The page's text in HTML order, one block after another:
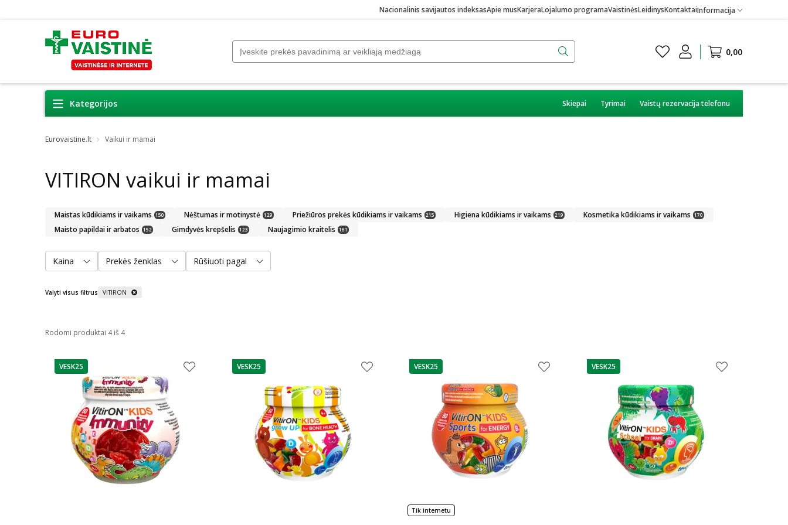
Nacionalinis savijautos indeksasApie musKarjeraLojalumo programaVaistinėsLeidinysKontaktaiInformacija
0,00
Kategorijos Skiepai Tyrimai Vaistų rezervacija telefonu
Eurovaistine.lt Vaikui ir mamai
VITIRON vaikui ir mamai
Maistas kūdikiams ir vaikams 150 Nėštumas ir motinystė 129 Priežiūros prekės kūdikiams ir vaikams 215 Higiena kūdikiams ir vaikams 219 Kosmetika kūdikiams ir vaikams 170
Maisto papildai ir arbatos 152 Gimdyvės krepšelis 123 Naujagimio kraitelis 161
Kaina Prekės ženklas Rūšiuoti pagal
Valyti visus filtrus VITIRON
Rodomi produktai 4 iš 4
patarimas
VESK25 patarimas
VESK25 patarimas
VESK25
Tik internetu
patarimas
VESK25